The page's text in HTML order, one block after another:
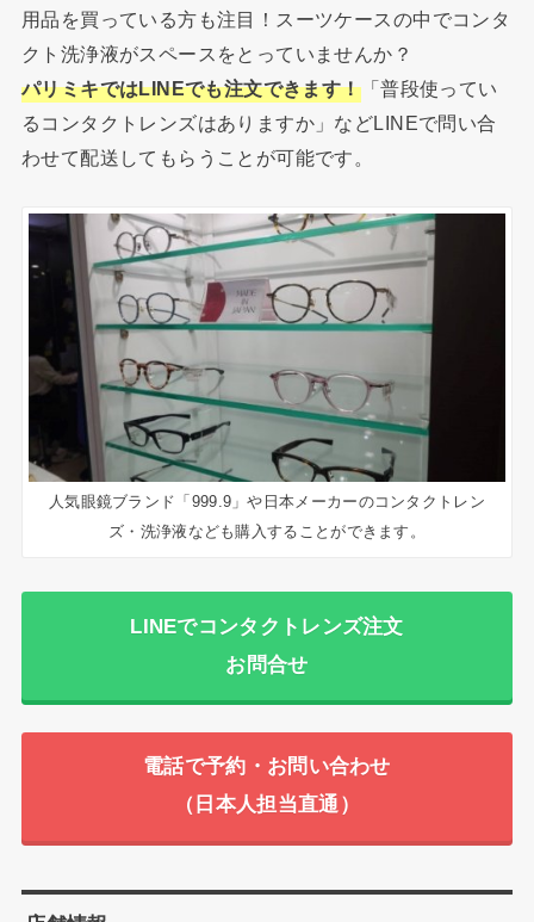
用品を買っている方も注目！スーツケースの中でコンタ
クト洗浄液がスペースをとっていませんか？
パリミキではLINEでも注文できます！「普段使ってい
るコンタクトレンズはありますか」などLINEで問い合
わせて配送してもらうことが可能です。
人気眼鏡ブランド「999.9」や日本メーカーのコンタクトレン
ズ・洗浄液なども購入することができます。
LINEでコンタクトレンズ注文
お問合せ
電話で予約・お問い合わせ
（日本人担当直通）